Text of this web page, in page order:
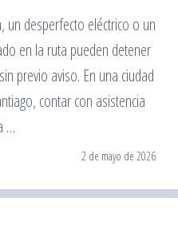
un desperfecto eléctrico o un
en la ruta pueden detener
previo aviso. En una ciudad
contar con asistencia
…
2 de mayo de 2026